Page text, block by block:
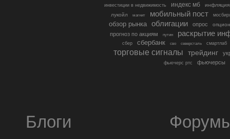
инвестиции в недвижимость индекс мб
инфляция
лукойл
магнит мобильный пост
обзор рынка облигации опрос
прогноз по акциям путин раскрытие
сбер сбербанк сво северсталь смартлаб
торговые сигналы трейдинг
фьючерс ртс фьючерсы
Блоги